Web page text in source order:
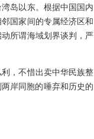
岛以东。根据中国国内
国家间的专属经济区和
所谓海域划界谈判，严
，不惜出卖中华民族整
岸同胞的唾弃和历史的